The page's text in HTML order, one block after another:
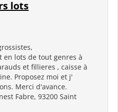
lots
en lots de tout genres à
et fillieres , caisse à
Proposez moi et j'
Merci d'avance.
Fabre, 93200 Saint